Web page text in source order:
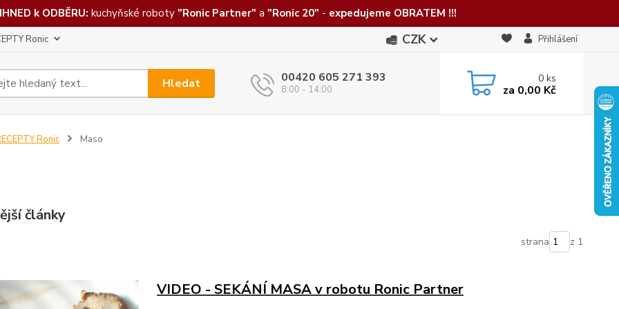
k ODBĚRU: kuchyňské roboty "Ronic Partner" a "Ronic 20" - expedujeme OBRATEM !!!
Ronic CZK Přihlášení
Hledat 00420 605 271 393
8:00 - 14:00
0ks
za 0,00 Kč
Ronic Maso
články
strana z 1
VIDEO - SEKÁNÍ MASA v robotu Ronic Partner